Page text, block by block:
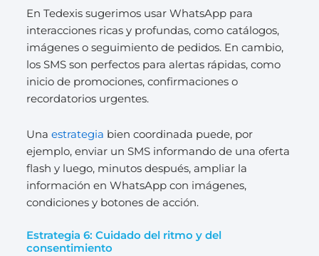
En Tedexis sugerimos usar WhatsApp para
interacciones ricas y profundas, como catálogos,
imágenes o seguimiento de pedidos. En cambio,
los SMS son perfectos para alertas rápidas, como
inicio de promociones, confirmaciones o
recordatorios urgentes.
Una estrategia bien coordinada puede, por
ejemplo, enviar un SMS informando de una oferta
flash y luego, minutos después, ampliar la
información en WhatsApp con imágenes,
condiciones y botones de acción.
Estrategia 6: Cuidado del ritmo y del
consentimiento